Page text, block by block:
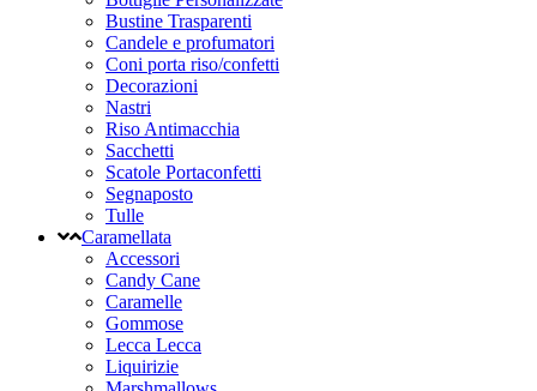
Bustine Trasparenti
Candele e profumatori
Coni porta riso/confetti
Decorazioni
Nastri
Riso Antimacchia
Sacchetti
Scatole Portaconfetti
Segnaposto
Tulle
Caramellata
Accessori
Candy Cane
Caramelle
Gommose
Lecca Lecca
Liquirizie